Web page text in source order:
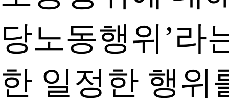
당노동행위’라
한 일정한 행위